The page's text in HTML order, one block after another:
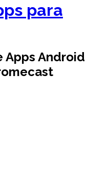
para
Apps Android